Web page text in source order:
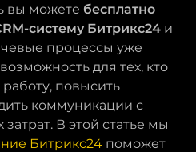
вы можете бесплатно
систему Битрикс24 и
процессы уже
для тех, кто
повысить
коммуникации с
В этой статье мы
Битрикс24 поможет